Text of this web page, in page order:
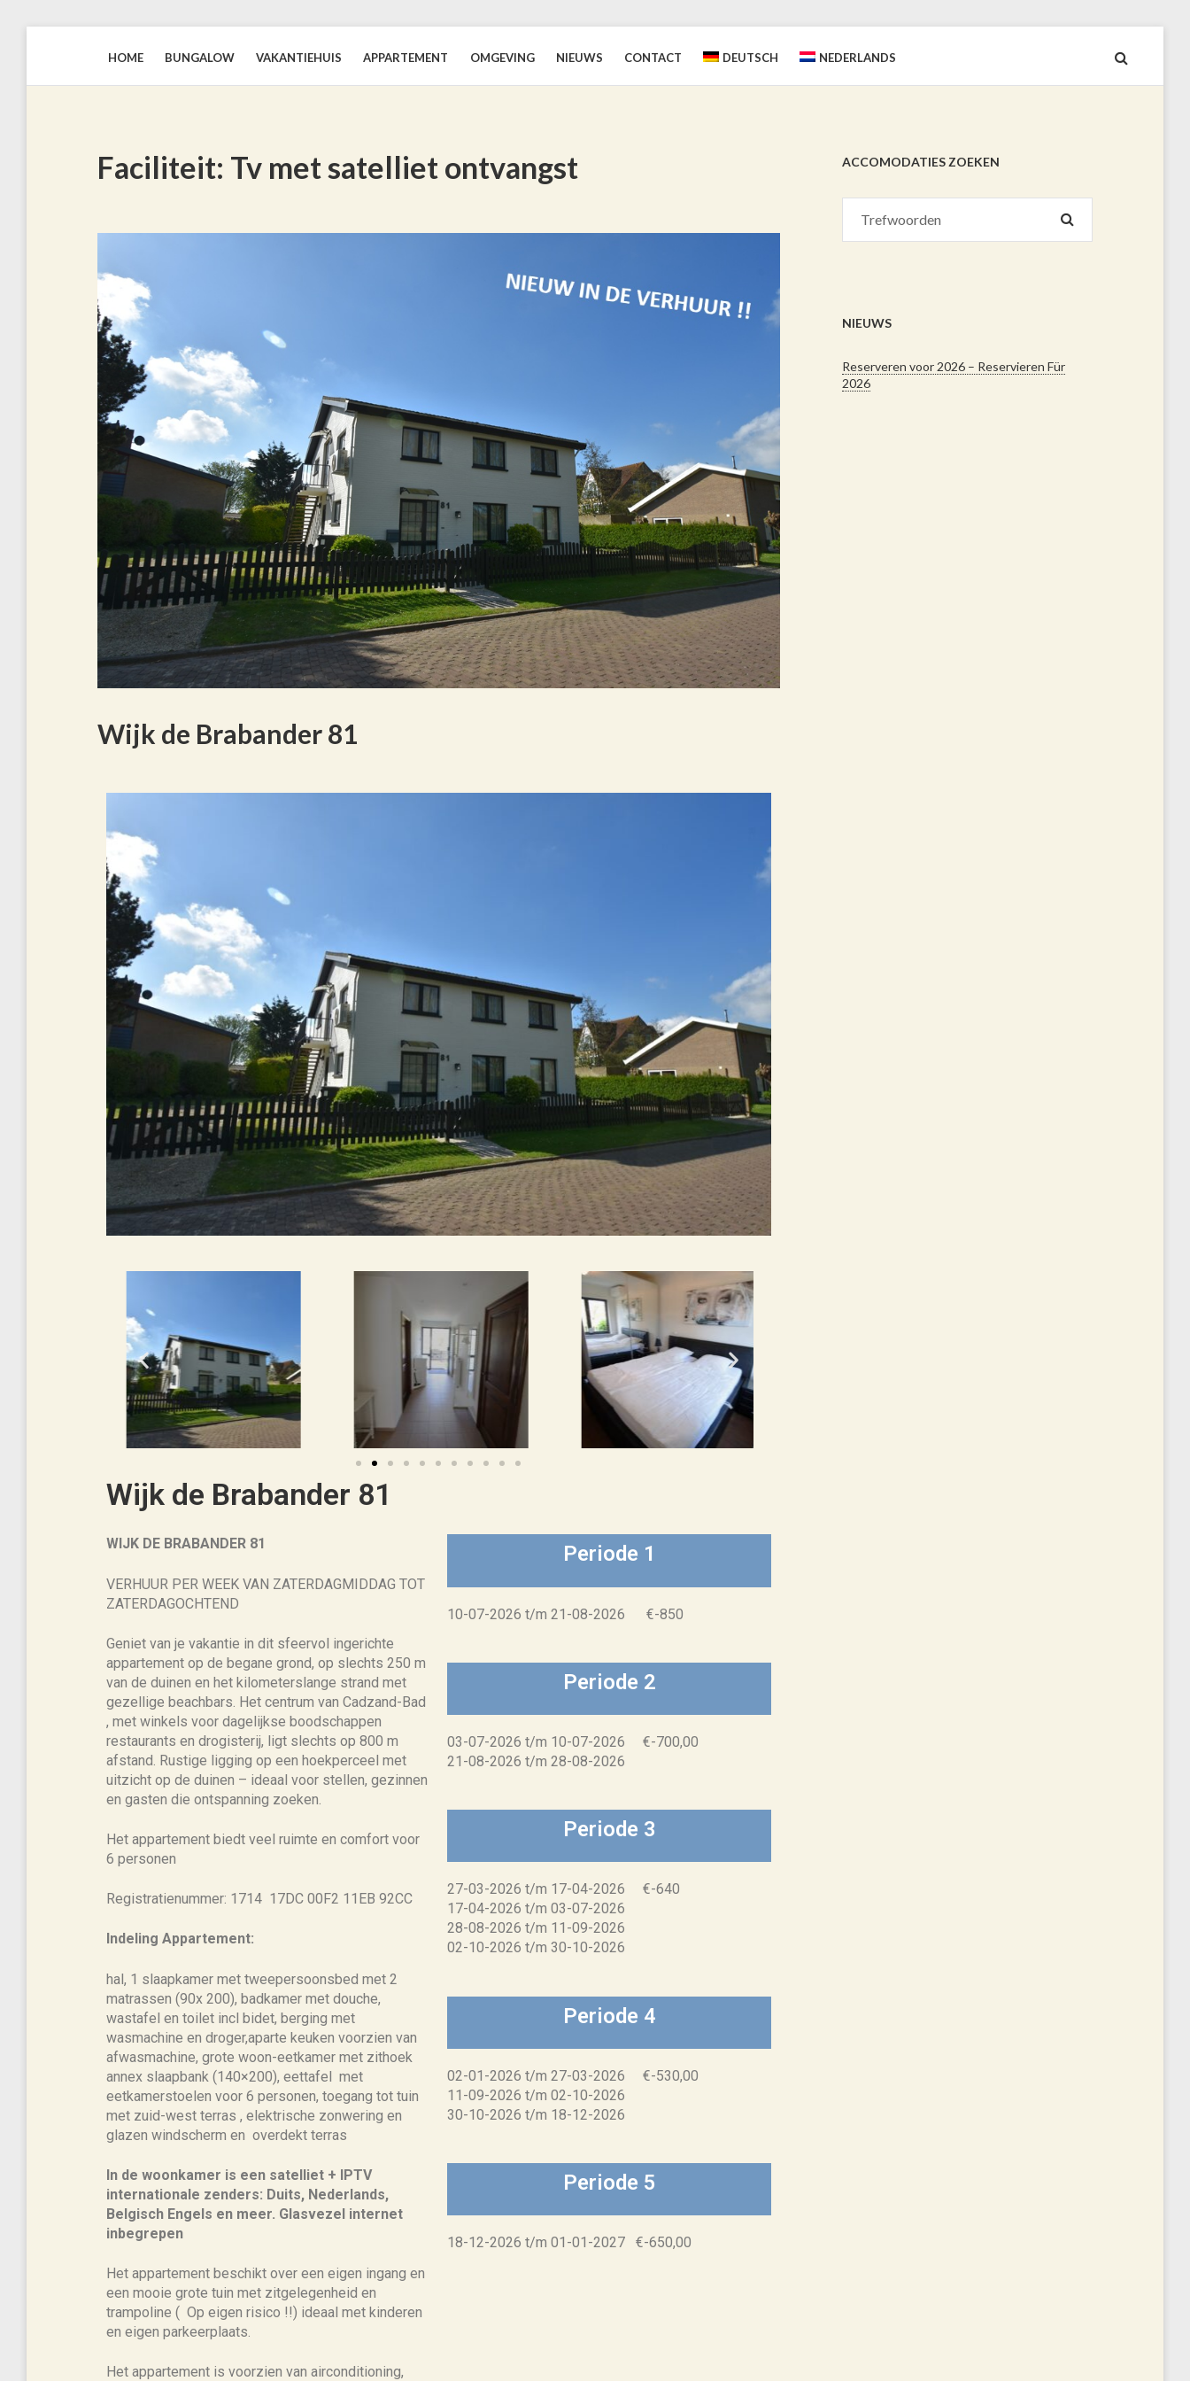
BLAUWEZEEDISTEL.NL
HOME BUNGALOW VAKANTIEHUIS APPARTEMENT OMGEVING NIEUWS CONTACT DEUTSCH NEDERLANDS
Faciliteit: Tv met satelliet ontvangst
Wijk de Brabander 81
Wijk de Brabander 81
WIJK DE BRABANDER 81
VERHUUR PER WEEK VAN ZATERDAGMIDDAG TOT
ZATERDAGOCHTEND
Geniet van je vakantie in dit sfeervol ingerichte
appartement op de begane grond, op slechts 250 m
van de duinen en het kilometerslange strand met
gezellige beachbars. Het centrum van Cadzand-Bad
, met winkels voor dagelijkse boodschappen
restaurants en drogisterij, ligt slechts op 800 m
afstand. Rustige ligging op een hoekperceel met
uitzicht op de duinen – ideaal voor stellen, gezinnen
en gasten die ontspanning zoeken.
Het appartement biedt veel ruimte en comfort voor
6 personen
Registratienummer: 1714 17DC 00F2 11EB 92CC
Indeling Appartement:
hal, 1 slaapkamer met tweepersoonsbed met 2
matrassen (90x 200), badkamer met douche,
wastafel en toilet incl bidet, berging met
wasmachine en droger,aparte keuken voorzien van
afwasmachine, grote woon-eetkamer met zithoek
annex slaapbank (140×200), eettafel met
eetkamerstoelen voor 6 personen, toegang tot tuin
met zuid-west terras , elektrische zonwering en
glazen windscherm en overdekt terras
In de woonkamer is een satelliet + IPTV
internationale zenders: Duits, Nederlands,
Belgisch Engels en meer. Glasvezel internet
inbegrepen
Het appartement beschikt over een eigen ingang en
een mooie grote tuin met zitgelegenheid en
trampoline ( Op eigen risico !!) ideaal met kinderen
en eigen parkeerplaats.
Het appartement is voorzien van airconditioning,
Periode 1
10-07-2026 t/m 21-08-2026 €-850
Periode 2
03-07-2026 t/m 10-07-2026 €-700,00
21-08-2026 t/m 28-08-2026
Periode 3
27-03-2026 t/m 17-04-2026 €-640
17-04-2026 t/m 03-07-2026
28-08-2026 t/m 11-09-2026
02-10-2026 t/m 30-10-2026
Periode 4
02-01-2026 t/m 27-03-2026 €-530,00
11-09-2026 t/m 02-10-2026
30-10-2026 t/m 18-12-2026
Periode 5
18-12-2026 t/m 01-01-2027 €-650,00
ACCOMODATIES ZOEKEN
NIEUWS
Reserveren voor 2026 – Reservieren Für
2026